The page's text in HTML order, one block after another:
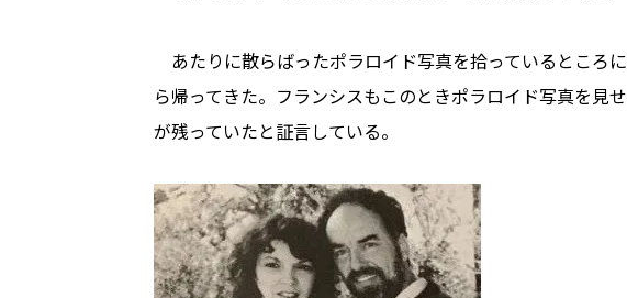
あたりに散らばったポラロイド写真を拾っているところ
ら帰ってきた。フランシスもこのときポラロイド写真を見
が残っていたと証言している。